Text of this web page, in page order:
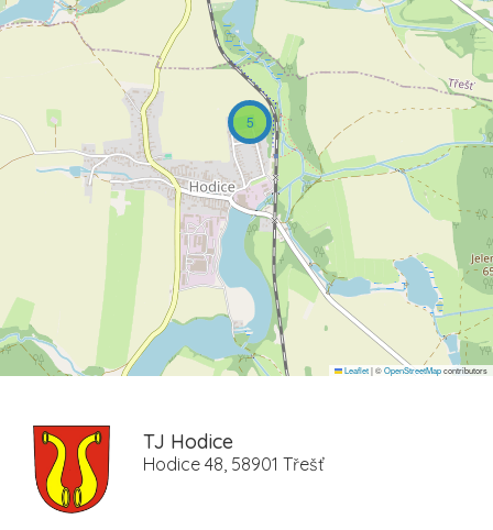
5
Leaflet|©OpenStreetMapcontributors
TJ Hodice
Hodice 48, 58901 Třešť